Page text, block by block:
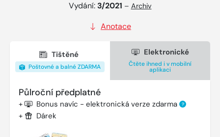
Vydání: 3/2021 – Archiv
Anotace
Tištěné
Poštovné a balné ZDARMA
Elektronické
Čtěte ihned i v mobilní
aplikaci
Půlroční předplatné
+ Bonus navíc - elektronická verze zdarma ?
+ Dárek